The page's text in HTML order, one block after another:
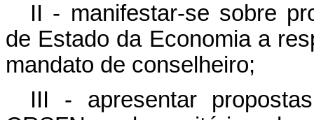
II - manifestar-se sobre
de Estado da Economia a
mandato de conselheiro;
III - apresentar